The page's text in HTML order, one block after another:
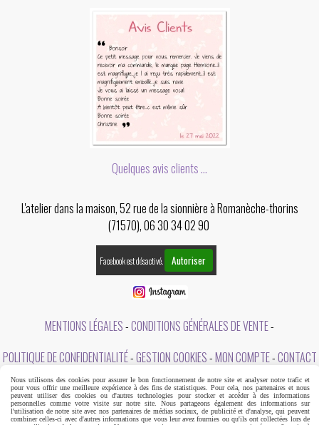
Quelques avis clients ...
L'atelier dans la maison, 52 rue de la sionnière à Romanèche-thorins
(71570), 06 30 34 02 90
Facebook est désactivé. Autoriser
MENTIONS LÉGALES CONDITIONS GÉNÉRALES DE VENTE
POLITIQUE DE CONFIDENTIALITÉ GESTION COOKIES MON COMPTE CONTACT
A PROPOS DE L'ATELIER DANS LA MAISON
Nous utilisons des cookies pour assurer le bon fonctionnement de notre site et analyser notre trafic et
pour vous offrir une meilleure expérience à des fins de statistiques. Pour cela, nos partenaires et nous
peuvent utiliser des cookies ou d'autres technologies pour stocker et accéder à des informations
personnelles comme votre visite sur notre site. Nous partageons également des informations sur
l'utilisation de notre site avec nos partenaires de médias sociaux, de publicité et d'analyse, qui peuvent
combiner celles-ci avec d'autres informations que vous leur avez fournies ou qu'ils ont collectées lors de